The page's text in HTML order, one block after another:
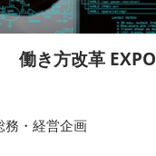
働き方改革 EXPO
務・経営企画